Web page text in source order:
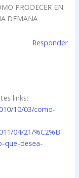
PRODECER EN
DEMANA
Responder
links:
10/03/como-
04/21/%C2%B
que-desea-